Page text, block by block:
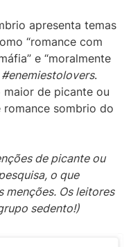
apresenta temas
“romance com
e “moralmente
#enemiestolovers.
maior de picante ou
sombrio do
de picante ou
o que
menções. Os leitores
sedento!)